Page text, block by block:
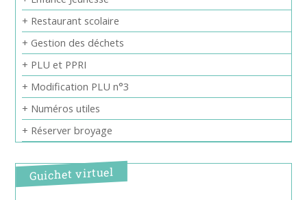
+ Restaurant scolaire
+ Gestion des déchets
+ PLU et PPRI
+ Modification PLU n°3
+ Numéros utiles
+ Réserver broyage
Guichet virtuel